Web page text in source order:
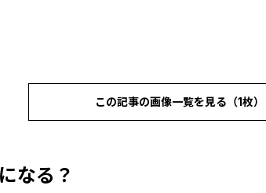
この記事の画像一覧を見る（1枚）
なる？